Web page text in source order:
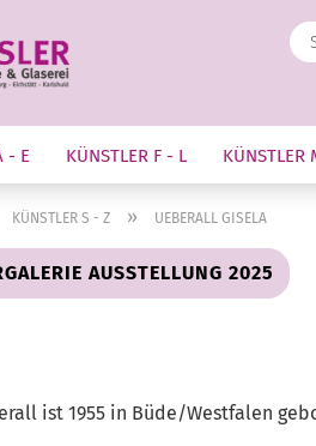
- E KÜNSTLER F - L KÜNSTLER
KÜNSTLER S - Z » UEBERALL GISELA
AUSSTELLUNG 2025
ist 1955 in Büde/Westfalen